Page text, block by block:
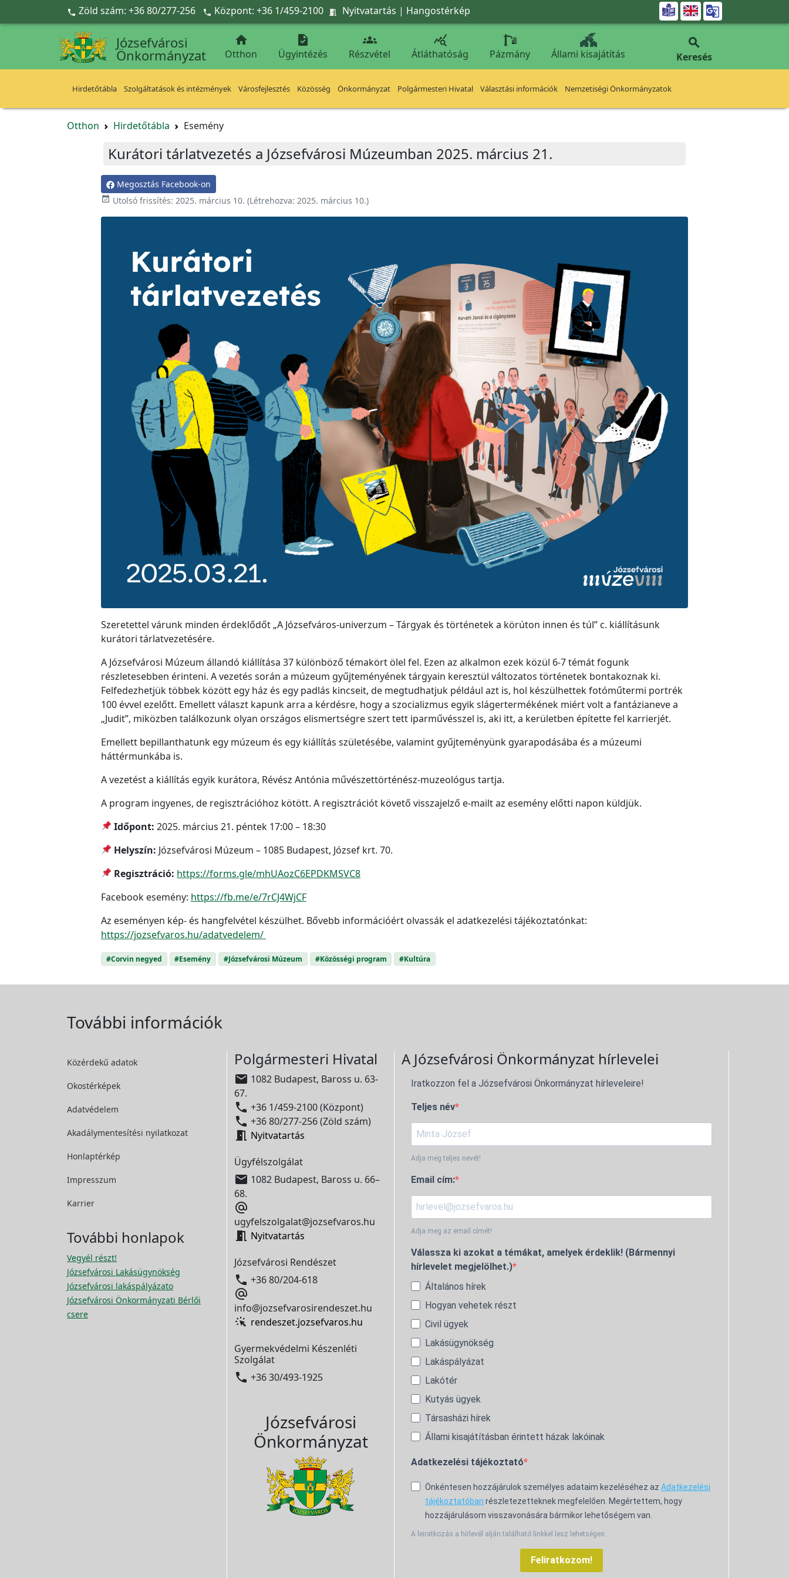
Ugrás a fő tartalomra
 Zöld szám: +36 80/277-256  Központ: +36 1/459-2100  Nyitvatartás | Hangostérkép 
Józsefvárosi
Önkormányzat

Otthon

Ügyintézés

Részvétel

Átláthatóság Pázmány Állami kisajátítás

Keresés
Hirdetőtábla Szolgáltatások és intézmények Városfejlesztés Közösség Önkormányzat Polgármesteri Hivatal Választási információk Nemzetiségi Önkormányzatok
Otthon Hirdetőtábla Esemény
Kurátori tárlatvezetés a Józsefvárosi Múzeumban 2025. március 21.
Megosztás Facebook-on
 Utolsó frissítés: 2025. március 10. (Létrehozva: 2025. március 10.)
Szeretettel várunk minden érdeklődőt „A Józsefváros-univerzum – Tárgyak és történetek a körúton innen és túl” c. kiállításunk
kurátori tárlatvezetésére.
A Józsefvárosi Múzeum állandó kiállítása 37 különböző témakört ölel fel. Ezen az alkalmon ezek közül 6-7 témát fogunk
részletesebben érinteni. A vezetés során a múzeum gyűjteményének tárgyain keresztül változatos történetek bontakoznak ki.
Felfedezhetjük többek között egy ház és egy padlás kincseit, de megtudhatjuk például azt is, hol készülhettek fotóműtermi portrék
100 évvel ezelőtt. Emellett választ kapunk arra a kérdésre, hogy a szocializmus egyik slágertermékének miért volt a fantázianeve a
„Judit”, miközben találkozunk olyan országos elismertségre szert tett iparművésszel is, aki itt, a kerületben építette fel karrierjét.
Emellett bepillanthatunk egy múzeum és egy kiállítás születésébe, valamint gyűjteményünk gyarapodásába és a múzeumi
háttérmunkába is.
A vezetést a kiállítás egyik kurátora, Révész Antónia művészettörténész-muzeológus tartja.
A program ingyenes, de regisztrációhoz kötött. A regisztrációt követő visszajelző e-mailt az esemény előtti napon küldjük.
Időpont:2025. március 21. péntek 17:00 – 18:30
Helyszín: Józsefvárosi Múzeum – 1085 Budapest, József krt. 70.
Regisztráció: https://forms.gle/mhUAozC6EPDKMSVC8
Facebook esemény: https://fb.me/e/7rCJ4WjCF
Az eseményen kép- és hangfelvétel készülhet. Bővebb információért olvassák el adatkezelési tájékoztatónkat:
https://jozsefvaros.hu/adatvedelem/
#Corvin negyed #Esemény #Józsefvárosi Múzeum #Közösségi program #Kultúra
További információk
Közérdekű adatok
Okostérképek
Adatvédelem
Akadálymentesítési nyilatkozat
Honlaptérkép
Impresszum
Karrier
További honlapok
Vegyél részt!
Józsefvárosi Lakásügynökség
Józsefvárosi lakáspályázato
Józsefvárosi Önkormányzati Bérlői
csere
Polgármesteri Hivatal
 1082 Budapest, Baross u. 63-
67.
 +36 1/459-2100 (Központ)
 +36 80/277-256 (Zöld szám)
 Nyitvatartás
Ügyfélszolgálat
 1082 Budapest, Baross u. 66–
68.

ugyfelszolgalat@jozsefvaros.hu
 Nyitvatartás
Józsefvárosi Rendészet
 +36 80/204-618

info@jozsefvarosirendeszet.hu
rendeszet.jozsefvaros.hu
Gyermekvédelmi Készenléti
Szolgálat
 +36 30/493-1925
Józsefvárosi
Önkormányzat
A Józsefvárosi Önkormányzat hírlevelei
Iratkozzon fel a Józsefvárosi Önkormányzat hírleveleire!
Teljes név
Adja meg teljes nevét!
Email cím:
Adja meg az email címét!
Válassza ki azokat a témákat, amelyek érdeklik! (Bármennyi
hírlevelet megjelölhet.)
Általános hírek
Hogyan vehetek részt
Civil ügyek
Lakásügynökség
Lakáspályázat
Lakótér
Kutyás ügyek
Társasházi hírek
Állami kisajátításban érintett házak lakóinak
Adatkezelési tájékoztató
Önkéntesen hozzájárulok személyes adataim kezeléséhez az Adatkezelési
tájékoztatóban részletezetteknek megfelelően. Megértettem, hogy
hozzájárulásom visszavonására bármikor lehetőségem van.
A leiratkozás a hírlevél alján található linkkel lesz lehetséges.
Feliratkozom!